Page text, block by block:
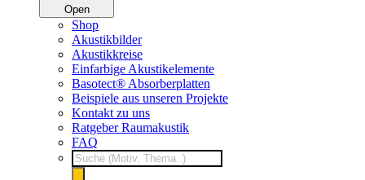
Open
Shop
Akustikbilder
Akustikkreise
Einfarbige Akustikelemente
Basotect® Absorberplatten
Beispiele aus unseren Projekte
Kontakt zu uns
Ratgeber Raumakustik
FAQ
Products
search